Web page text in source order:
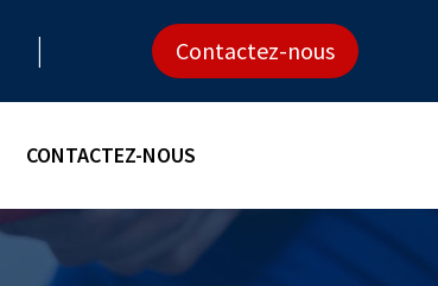
Contactez-nous
CONTACTEZ-NOUS